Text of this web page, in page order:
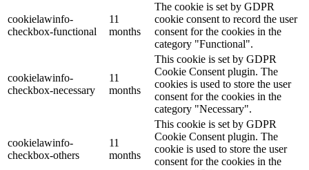
cookielawinfo-
checkbox-functional
11
months
The cookie is set by GDPR
cookie consent to record the user
consent for the cookies in the
category "Functional".
cookielawinfo-
checkbox-necessary
11
months
This cookie is set by GDPR
Cookie Consent plugin. The
cookies is used to store the user
consent for the cookies in the
category "Necessary".
cookielawinfo-
checkbox-others
11
months
This cookie is set by GDPR
Cookie Consent plugin. The
cookie is used to store the user
consent for the cookies in the